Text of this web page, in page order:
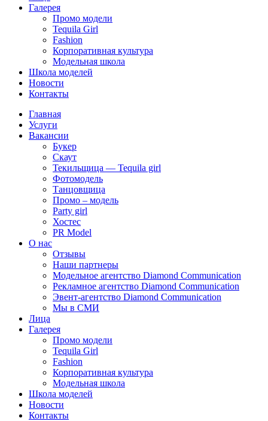
Галерея
Промо модели
Tequila Girl
Fashion
Корпоративная культура
Модельная школа
Школа моделей
Новости
Контакты
Главная
Услуги
Вакансии
Букер
Скаут
Текильщица — Tequila girl
Фотомодель
Танцовщица
Промо – модель
Party girl
Хостес
PR Model
О нас
Отзывы
Наши партнеры
Модельное агентство Diamond Communication
Рекламное агентство Diamond Communication
Эвент-агентство Diamond Communication
Мы в СМИ
Лица
Галерея
Промо модели
Tequila Girl
Fashion
Корпоративная культура
Модельная школа
Школа моделей
Новости
Контакты